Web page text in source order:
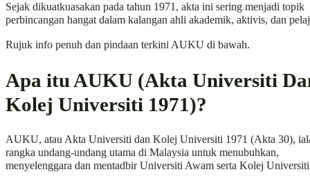
Sejak dikuatkuasakan pada tahun 1971, akta ini sering menjadi topik
perbincangan hangat dalam kalangan ahli akademik, aktivis, dan
Rujuk info penuh dan pindaan terkini AUKU di bawah.
Apa itu AUKU (Akta Universiti
Kolej Universiti 1971)?
AUKU, atau Akta Universiti dan Kolej Universiti 1971 (Akta 30),
rangka undang-undang utama di Malaysia untuk menubuhkan,
menyelenggara dan mentadbir Universiti Awam serta Kolej